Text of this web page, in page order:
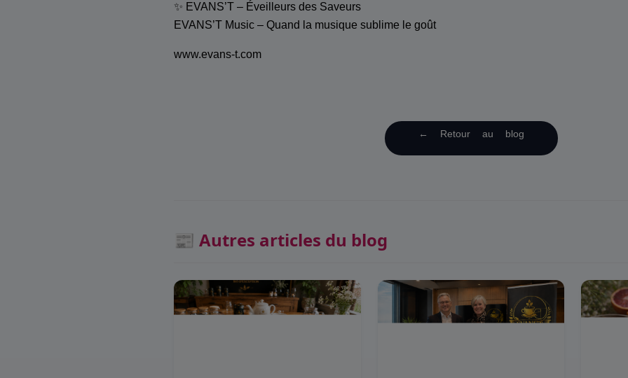
✨ EVANS’T – Éveilleurs des Saveurs
EVANS’T Music – Quand la musique sublime le goût
www.evans-t.com
← Retour au blog
📰 Autres articles du blog